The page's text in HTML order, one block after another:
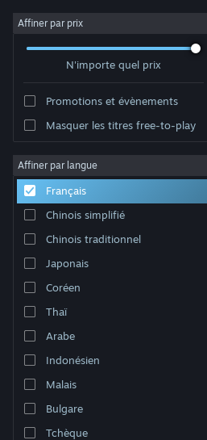
Se connecter
Magasin
À propos
Support
Changer la langue
Télécharger l'application mobile Steam
Voir version ordi. du site
Affiner par prix
N'importe quel prix
Promotions et évènements
Masquer les titres free-to-play
Affiner par langue
Français
Chinois simplifié
Chinois traditionnel
Japonais
Coréen
Thaï
Arabe
Indonésien
Malais
Bulgare
Tchèque
Édition : freedomgames
Trier par Pertinence